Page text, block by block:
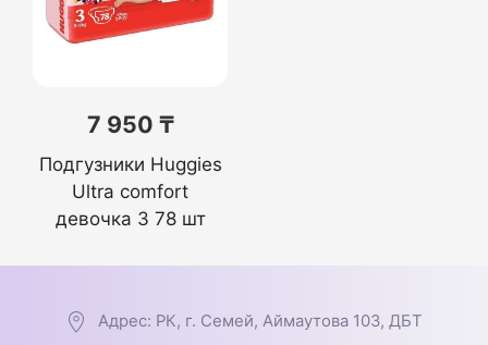
7 950 ₸
Подгузники Huggies
Ultra comfort
девочка 3 78 шт
Адрес: РК, г. Семей, Аймаутова 103, ДБТ